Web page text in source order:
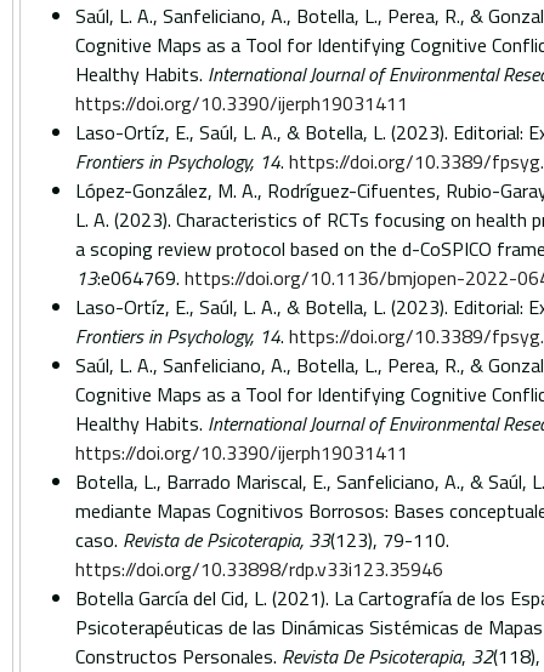
Saúl, L. A., Sanfeliciano, A., Botella, L., Perea, R., &
Cognitive Maps as a Tool for Identifying Cognitive
Healthy Habits. International Journal of Environmental
https://doi.org/10.3390/ijerph19031411
Laso-Ortíz, E., Saúl, L. A., & Botella, L. (2023). Editorial:
Frontiers in Psychology, 14. https://doi.org/10.3389/
López-González, M. A., Rodríguez-Cifuentes, Rubio-
L. A. (2023). Characteristics of RCTs focusing on health
a scoping review protocol based on the d-CoSPICO
13:e064769. https://doi.org/10.1136/bmjopen-2022-
Laso-Ortíz, E., Saúl, L. A., & Botella, L. (2023). Editorial:
Frontiers in Psychology, 14. https://doi.org/10.3389/
Saúl, L. A., Sanfeliciano, A., Botella, L., Perea, R., &
Cognitive Maps as a Tool for Identifying Cognitive
Healthy Habits. International Journal of Environmental
https://doi.org/10.3390/ijerph19031411
Botella, L., Barrado Mariscal, E., Sanfeliciano, A., & Saúl,
mediante Mapas Cognitivos Borrosos: Bases
caso. Revista de Psicoterapia, 33(123), 79-110.
https://doi.org/10.33898/rdp.v33i123.35946
Botella García del Cid, L. (2021). La Cartografía de los
Psicoterapéuticas de las Dinámicas Sistémicas de
Constructos Personales. Revista De Psicoterapia, 32